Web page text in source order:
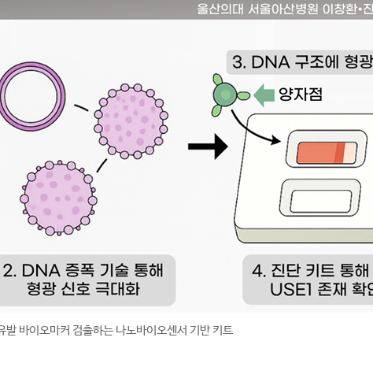
발 바이오마커 검출하는 나노바이오센서 기반 키트